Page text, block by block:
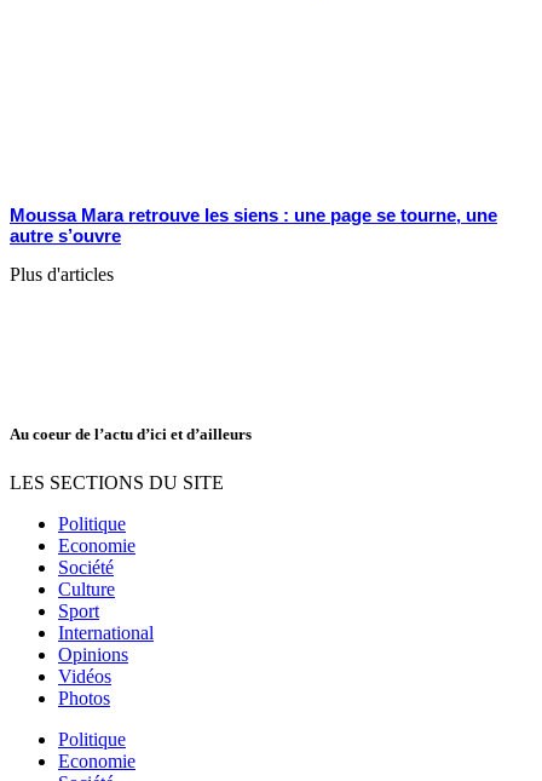
Moussa Mara retrouve les siens : une page se tourne, une
autre s’ouvre
Plus d'articles
Au coeur de l’actu d’ici et d’ailleurs
LES SECTIONS DU SITE
Politique
Economie
Société
Culture
Sport
International
Opinions
Vidéos
Photos
Politique
Economie